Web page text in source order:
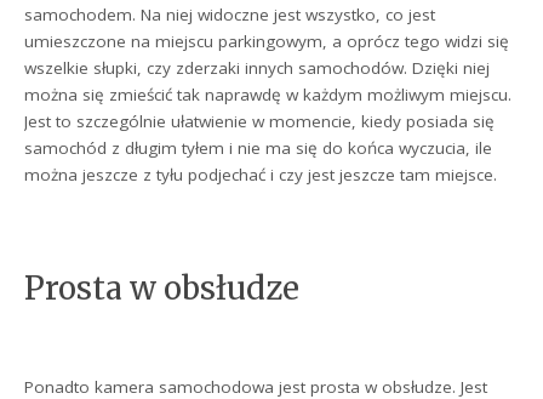
samochodem. Na niej widoczne jest wszystko, co jest
umieszczone na miejscu parkingowym, a oprócz tego widzi się
wszelkie słupki, czy zderzaki innych samochodów. Dzięki niej
można się zmieścić tak naprawdę w każdym możliwym miejscu.
Jest to szczególnie ułatwienie w momencie, kiedy posiada się
samochód z długim tyłem i nie ma się do końca wyczucia, ile
można jeszcze z tyłu podjechać i czy jest jeszcze tam miejsce.
Prosta w obsłudze
Ponadto kamera samochodowa jest prosta w obsłudze. Jest